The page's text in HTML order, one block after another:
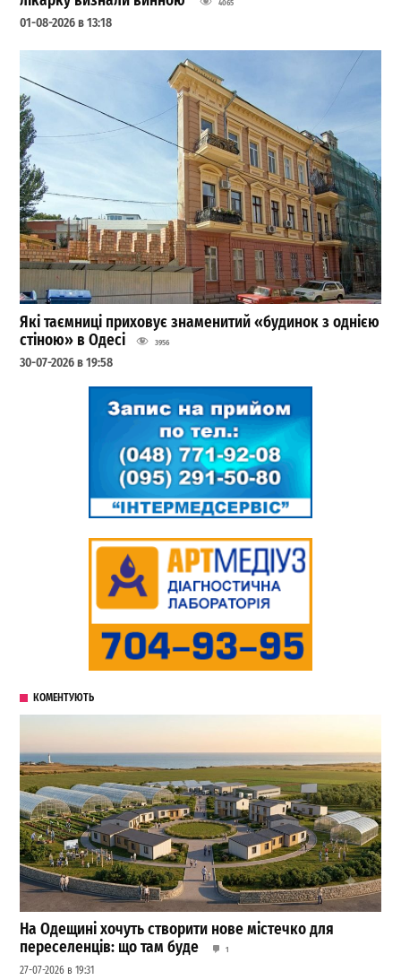
4065
01-08-2026 в 13:18
Які таємниці приховує знаменитий «будинок з однією
стіною» в Одесі
3956
30-07-2026 в 19:58
КОМЕНТУЮТЬ
На Одещині хочуть створити нове містечко для
переселенців: що там буде
1
27-07-2026 в 19:31